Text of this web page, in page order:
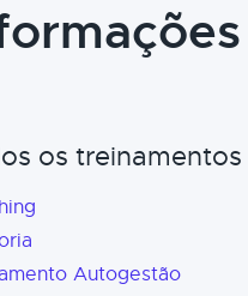
os treinamentos
Autogestão